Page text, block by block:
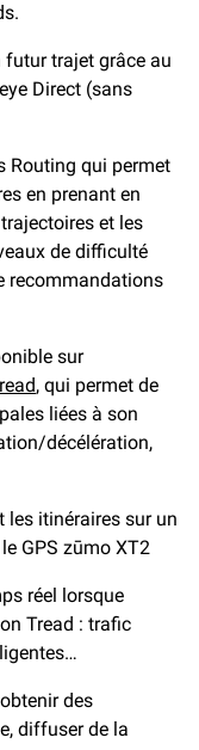
futur trajet grâce au
Direct (sans
Routing qui permet
en prenant en
et les
de difficulté
recommandations
sur
, qui permet de
liées à son
décélération,
les itinéraires sur un
GPS zūmo XT2
réel lorsque
Tread : trafic
des
diffuser de la